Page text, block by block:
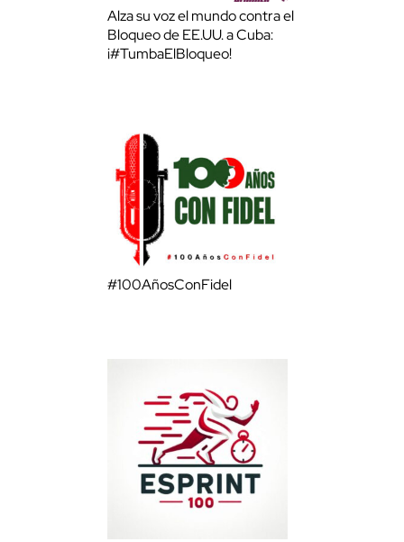
Alza su voz el mundo contra el
Bloqueo de EE.UU. a Cuba:
¡#TumbaElBloqueo!
#100AñosConFidel